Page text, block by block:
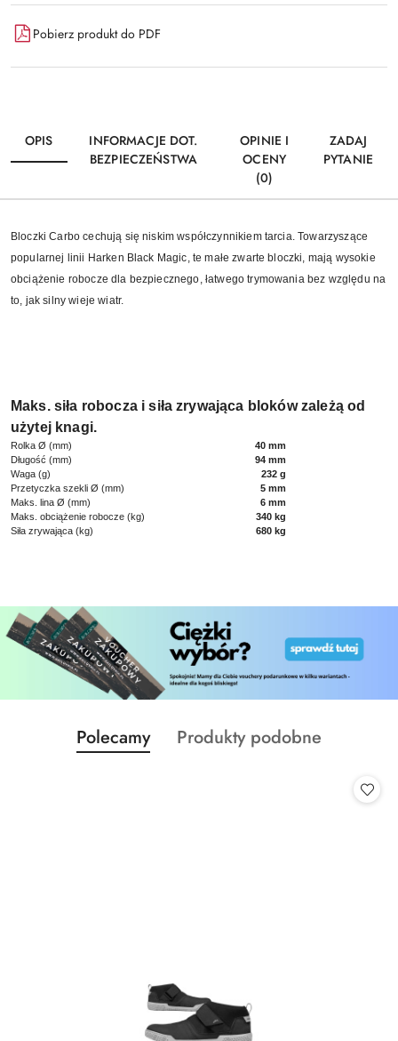
Pobierz produkt do PDF
OPIS
INFORMACJE DOT.
BEZPIECZEŃSTWA
OPINIE I
OCENY
(0)
ZADAJ
PYTANIE
Bloczki Carbo cechują się niskim współczynnikiem tarcia. Towarzyszące
popularnej linii Harken Black Magic, te małe zwarte bloczki, mają wysokie
obciążenie robocze dla bezpiecznego, łatwego trymowania bez względu na
to, jak silny wieje wiatr.
Maks. siła robocza i siła zrywająca bloków zależą od
użytej knagi.
Rolka Ø (mm)
40 mm
Długość (mm)
94 mm
Waga (g)
232 g
Przetyczka szekli Ø (mm)
5 mm
Maks. lina Ø (mm)
6 mm
Maks. obciążenie robocze (kg)
340 kg
Siła zrywająca (kg)
680 kg
Pomiń karuzelę produktów
Produkty
o
Polecamy
Produkty
Produkty podobne